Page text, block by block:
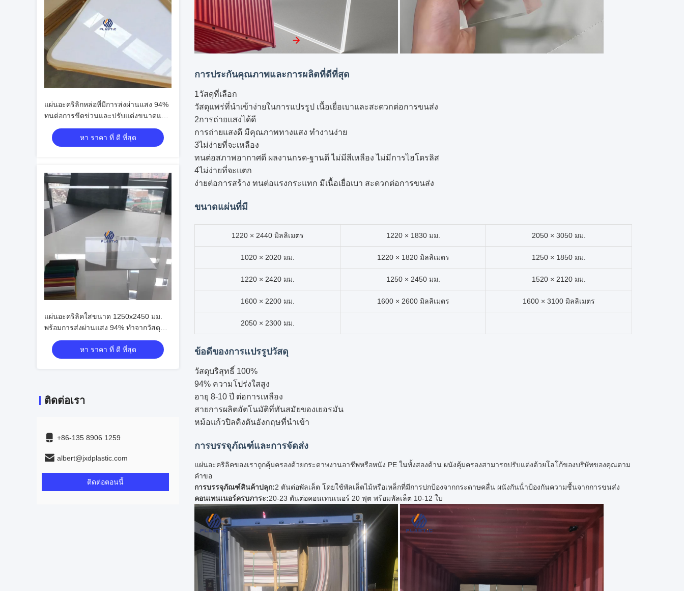
แผ่นอะคริลิกหล่อที่มีการส่งผ่านแสง 94%
ทนต่อการขีดข่วนและปรับแต่งขนาดและ
หา ราคา ที่ ดี ที่สุด
แผ่นอะคริลิคใสขนาด 1250x2450 มม.
พร้อมการส่งผ่านแสง 94% ทำจากวัสดุ
Virgin PMMA
หา ราคา ที่ ดี ที่สุด
ติดต่อเรา
+86-135 8906 1259
albert@jxdplastic.com
ติดต่อตอนนี้
การประกันคุณภาพและการผลิตที่ดีที่สุด
1วัสดุที่เลือก
วัสดุแพร่ที่นําเข้าง่ายในการแปรรูป เนื้อเยื่อเบาและสะดวกต่อการขนส่ง
2การถ่ายแสงได้ดี
การถ่ายแสงดี มีคุณภาพทางแสง ทํางานง่าย
3ไม่ง่ายที่จะเหลือง
ทนต่อสภาพอากาศดี ผลงานกรด-ฐานดี ไม่มีสีเหลือง ไม่มีการไฮโดรลิส
4ไม่ง่ายที่จะแตก
ง่ายต่อการสร้าง ทนต่อแรงกระแทก มีเนื้อเยื่อเบา สะดวกต่อการขนส่ง
ขนาดแผ่นที่มี
1220 × 2440 มิลลิเมตร 1220 × 1830 มม. 2050 × 3050 มม.
1020 × 2020 มม. 1220 × 1820 มิลลิเมตร 1250 × 1850 มม.
1220 × 2420 มม. 1250 × 2450 มม. 1520 × 2120 มม.
1600 × 2200 มม. 1600 × 2600 มิลลิเมตร 1600 × 3100 มิลลิเมตร
2050 × 2300 มม.
ข้อดีของการแปรรูปวัสดุ
วัสดุบริสุทธิ์ 100%
94% ความโปร่งใสสูง
อายุ 8-10 ปี ต่อการเหลือง
สายการผลิตอัตโนมัติที่ทันสมัยของเยอรมัน
หม้อแก้วปิลคิงตันอังกฤษที่นําเข้า
การบรรจุภัณฑ์และการจัดส่ง
แผ่นอะคริลิคของเราถูกคุ้มครองด้วยกระดาษงานอาชีพหรือหนัง PE ในทั้งสองด้าน ผนังคุ้มครองสามารถปรับแต่งด้วยโลโก้ของบริษัทของคุณตาม
คําขอ
การบรรจุภัณฑ์สินค้าปลุก:2 ตันต่อพัลเล็ต โดยใช้พัลเล็ตไม้หรือเหล็กที่มีการปกป้องจากกระดาษคลื่น ผนังกันน้ําป้องกันความชื้นจากการขนส่ง
คอนเทนเนอร์ครบภาระ:20-23 ตันต่อคอนเทนเนอร์ 20 ฟุต พร้อมพัลเล็ต 10-12 ใบ